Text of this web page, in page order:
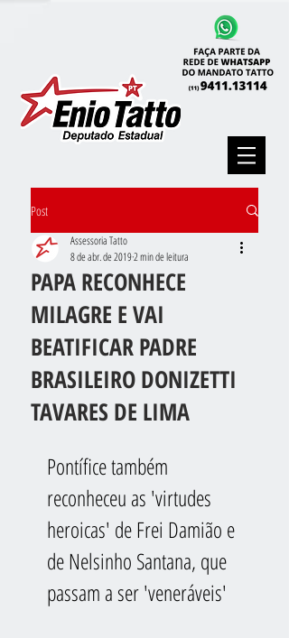
Post
PAPA RECONHECE
MILAGRE E VAI
BEATIFICAR PADRE
BRASILEIRO DONIZETTI
TAVARES DE LIMA
Assessoria Tatto
8 de abr. de 20192 min de leitura
Pontífice também
reconheceu as 'virtudes
heroicas' de Frei Damião e
de Nelsinho Santana, que
passam a ser 'veneráveis'